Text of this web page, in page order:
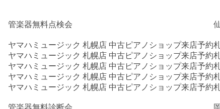
管楽器無料点検会
ヤマハミュージック 札幌店 中古ピアノショップ来店予約
ヤマハミュージック 札幌店 中古ピアノショップ来店予約
ヤマハミュージック 札幌店 中古ピアノショップ来店予約
ヤマハミュージック 札幌店 中古ピアノショップ来店予約
ヤマハミュージック 札幌店 中古ピアノショップ来店予約
管楽器無料診断会